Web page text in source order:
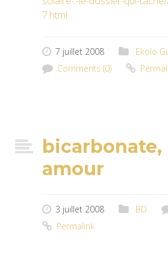
7.html
7 juillet 2008
Ekolo
Comments (0)
bicarbonate,
amour
3 juillet 2008 BD
Permalink